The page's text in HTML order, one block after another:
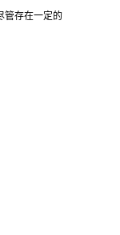
管存在一定的